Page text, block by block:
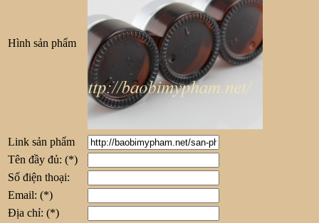
Hình sản phẩm
Link sản phẩm
Tên đầy đủ: (*)
Số điện thoại:
Email: (*)
Địa chỉ: (*)